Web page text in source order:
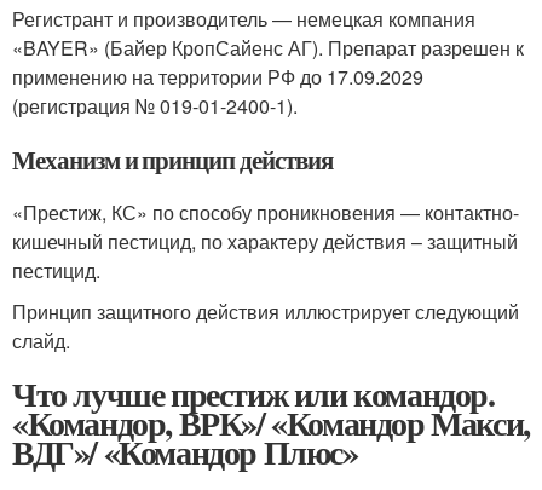
Регистрант и производитель — немецкая компания
«BAYER» (Байер КропСайенс АГ). Препарат разрешен к
применению на территории РФ до 17.09.2029
(регистрация № 019-01-2400-1).
Механизм и принцип действия
«Престиж, КС» по способу проникновения — контактно-
кишечный пестицид, по характеру действия – защитный
пестицид.
Принцип защитного действия иллюстрирует следующий
слайд.
Что лучше престиж или командор.
«Командор, ВРК»/ «Командор Макси,
ВДГ»/ «Командор Плюс»